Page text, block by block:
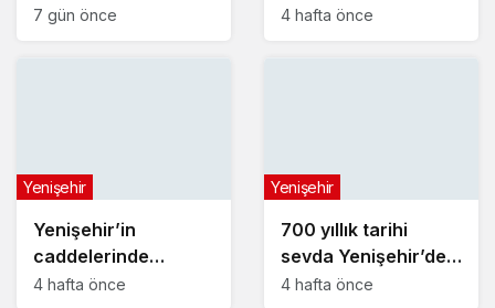
Kiralık sosyal konut
7 gün önce
yeni gelişme!
4 hafta önce
Yenişehir’in
caddelerinde
konforlu yolculuk
Yenişehir
4 hafta önce
700 yıllık tarihi
sevda Yenişehir’de
yeniden hayat buldu
Yenişehir
4 hafta önce